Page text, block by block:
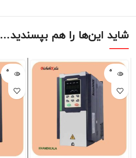
شاید این‌ها را هم بپسندید…
فروخته
شده
فروخته
شده